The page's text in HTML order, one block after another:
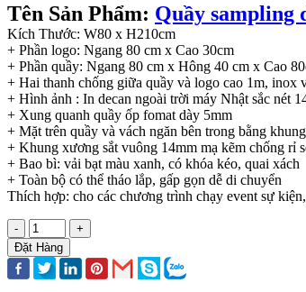
Tên Sản Phẩm: Quầy sampling
Kích Thước: W80 x H210cm
+ Phần logo: Ngang 80 cm x Cao 30cm
+ Phần quầy: Ngang 80 cm x Hông 40 cm x Cao
+ Hai thanh chống giữa quầy và logo cao 1m, inox
+ Hình ảnh : In decan ngoài trời máy Nhật sắc nét
+ Xung quanh quầy ốp fomat dày 5mm
+ Mặt trên quầy và vách ngăn bên trong bằng
+ Khung xương sắt vuông 14mm mạ kẽm chống rỉ
+ Bao bì: vải bạt màu xanh, có khóa kéo, quai xách
+ Toàn bộ có thể tháo lắp, gấp gọn dễ di chuyển
Thích hợp: cho các chương trình chạy event sự
-
+
Đặt Hàng